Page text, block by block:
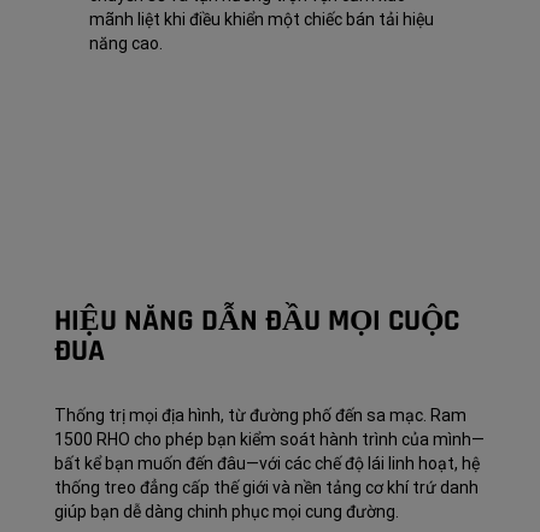
mãnh liệt khi điều khiển một chiếc bán tải hiệu
năng cao.
HIỆU NĂNG DẪN ĐẦU MỌI CUỘC
ĐUA
Thống trị mọi địa hình, từ đường phố đến sa mạc. Ram
1500 RHO cho phép bạn kiểm soát hành trình của mình—
bất kể bạn muốn đến đâu—với các chế độ lái linh hoạt, hệ
thống treo đẳng cấp thế giới và nền tảng cơ khí trứ danh
giúp bạn dễ dàng chinh phục mọi cung đường.